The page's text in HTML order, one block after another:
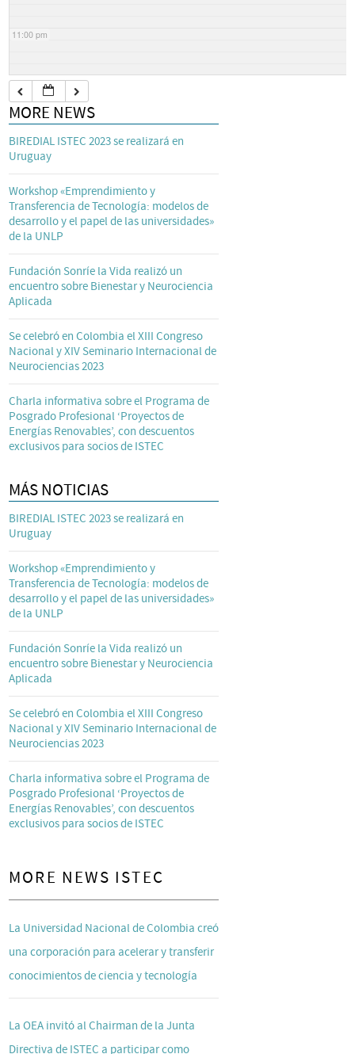
11:00 pm
MORE NEWS
BIREDIAL ISTEC 2023 se realizará en
Uruguay
Workshop «Emprendimiento y
Transferencia de Tecnología: modelos de
desarrollo y el papel de las universidades»
de la UNLP
Fundación Sonríe la Vida realizó un
encuentro sobre Bienestar y Neurociencia
Aplicada
Se celebró en Colombia el XIII Congreso
Nacional y XIV Seminario Internacional de
Neurociencias 2023
Charla informativa sobre el Programa de
Posgrado Profesional ‘Proyectos de
Energías Renovables’, con descuentos
exclusivos para socios de ISTEC
MÁS NOTICIAS
BIREDIAL ISTEC 2023 se realizará en
Uruguay
Workshop «Emprendimiento y
Transferencia de Tecnología: modelos de
desarrollo y el papel de las universidades»
de la UNLP
Fundación Sonríe la Vida realizó un
encuentro sobre Bienestar y Neurociencia
Aplicada
Se celebró en Colombia el XIII Congreso
Nacional y XIV Seminario Internacional de
Neurociencias 2023
Charla informativa sobre el Programa de
Posgrado Profesional ‘Proyectos de
Energías Renovables’, con descuentos
exclusivos para socios de ISTEC
MORE NEWS ISTEC
La Universidad Nacional de Colombia creó
una corporación para acelerar y transferir
conocimientos de ciencia y tecnología
La OEA invitó al Chairman de la Junta
Directiva de ISTEC a participar como